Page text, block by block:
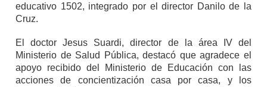
educativo 1502, integrado por el director Danilo de la
Cruz.
El doctor Jesus Suardi, director de la área IV del
Ministerio de Salud Pública, destacó que agradece el
apoyo recibido del Ministerio de Educación con las
acciones de concientización casa por casa, y los